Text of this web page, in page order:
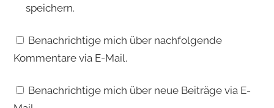
speichern.
Benachrichtige mich über nachfolgende
Kommentare via E-Mail.
Benachrichtige mich über neue Beiträge via E-